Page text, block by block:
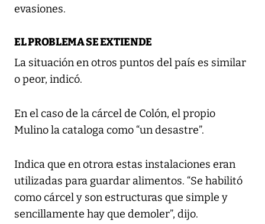
evasiones.
EL PROBLEMA SE EXTIENDE
La situación en otros puntos del país es similar
o peor, indicó.
En el caso de la cárcel de Colón, el propio
Mulino la cataloga como “un desastre”.
Indica que en otrora estas instalaciones eran
utilizadas para guardar alimentos. “Se habilitó
como cárcel y son estructuras que simple y
sencillamente hay que demoler”, dijo.